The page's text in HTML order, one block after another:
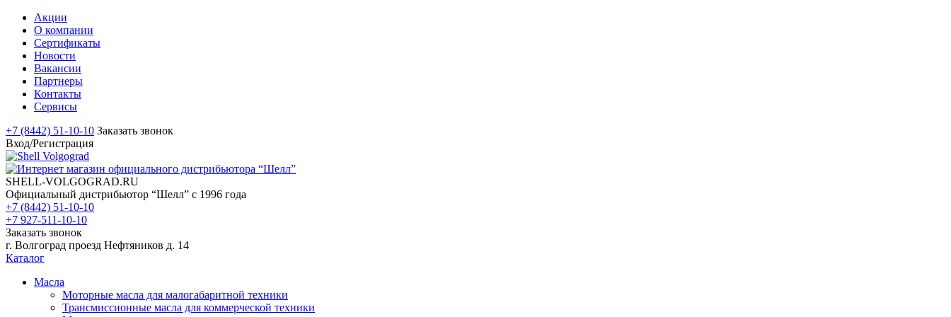
Акции
О компании
Сертификаты
Новости
Вакансии
Партнеры
Контакты
Сервисы
+7 (8442) 51-10-10 Заказать звонок
Вход/Регистрация
SHELL-VOLGOGRAD.RU
Официальный дистрибьютор “Шелл” с 1996 года
+7 (8442) 51-10-10
+7 927-511-10-10
Заказать звонок
г. Волгоград проезд Нефтяников д. 14
Каталог
Масла
Моторные масла для малогабаритной техники
Трансмиссионные масла для коммерческой техники